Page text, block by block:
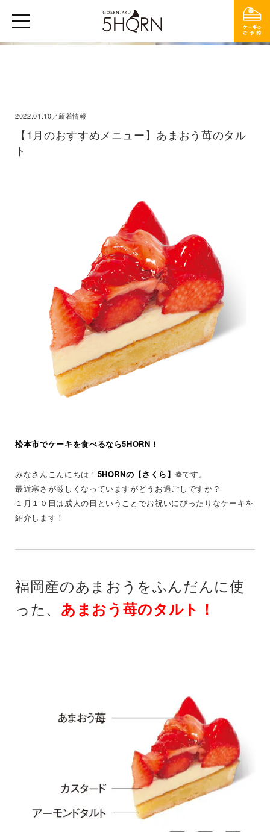
2022.01.10／新着情報
【1月のおすすめメニュー】あまおう苺のタル
ト
松本市でケーキを食べるなら5HORN！
みなさんこんにちは！ 5HORNの【さくら】 ❁です。
最近寒さが厳しくなっていますがどうお過ごしですか？
１月１０日は成人の日ということでお祝いにぴったりなケーキを
紹介します！
福岡産のあまおうをふんだんに使
った、 あまおう苺のタルト！